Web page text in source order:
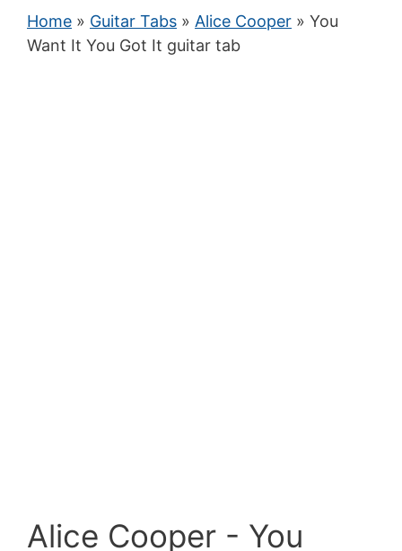
Home » Guitar Tabs » Alice Cooper » You
Want It You Got It guitar tab
Alice Cooper - You